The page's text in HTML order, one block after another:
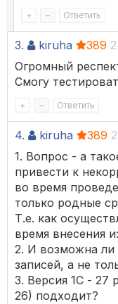
+ – Ответить
3. kiruha 389
Огромный
Смогу
+ – Ответить
4. kiruha 389
1. Вопрос - а
привести к
во время
только родные
Т.е. как
время внесения
2. И возможна ли
записей, а не
3. Версия 1С - 27
26) подходит?